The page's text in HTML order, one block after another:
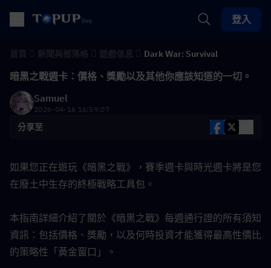
登入
Dark War: Survival
暗黑之戰週卡：價格、獎勵以及其他你應該知道的一切。
Samuel
2026-04-16 16:59:07
分享至
如果您正在遊玩《暗黑之戰》，賽季週卡與時光週卡將是您
在廢土中生存的終極戰略工具包。
本指南詳細介紹了關於《暗黑之戰》每週通行證的所有須知
資訊：包括價格、獎勵，以及何時投資才能獲得最高性價比
的策略性「黃金窗口」。